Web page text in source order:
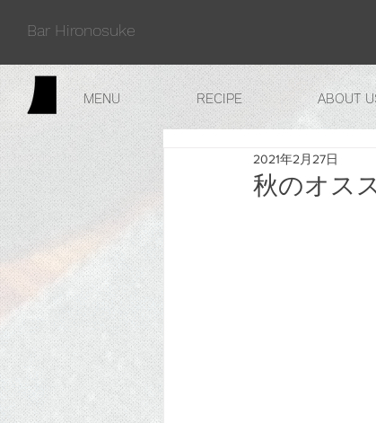
Bar Hironosuke
MENU RECIPE ABOUT
秋のオス
2021年2月27日